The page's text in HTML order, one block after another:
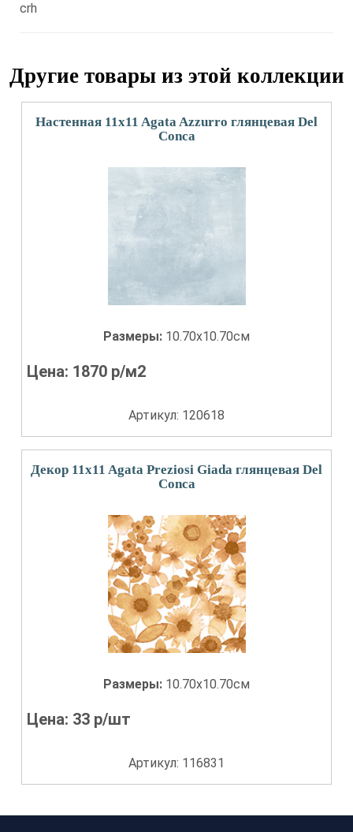
crh
Другие товары из этой коллекции
Настенная 11x11 Agata Azzurro глянцевая Del
Conca
Размеры: 10.70x10.70см
Цена: 1870 р/м2
Артикул: 120618
Декор 11x11 Agata Preziosi Giada глянцевая Del
Conca
Размеры: 10.70x10.70см
Цена: 33 р/шт
Артикул: 116831